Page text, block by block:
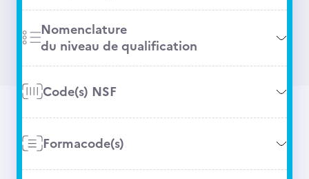
Nomenclature
du niveau de qualification
Code(s) NSF
Formacode(s)